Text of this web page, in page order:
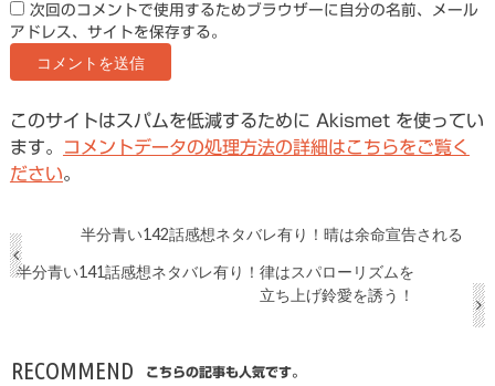
次回のコメントで使用するためブラウザーに自分の名前、メール
アドレス、サイトを保存する。
このサイトはスパムを低減するために Akismet を使ってい
ます。
コメントデータの処理方法の詳細はこちらをご覧く
ださい。
半分青い142話感想ネタバレ有り！晴は余命宣告される
半分青い141話感想ネタバレ有り！律はスパローリズムを
立ち上げ鈴愛を誘う！
RECOMMEND こちらの記事も人気です。